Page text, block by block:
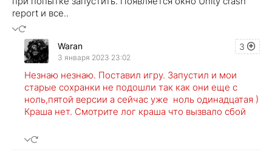
report и все..
3
Waran
3 января 2023 23:02
Незнаю незнаю. Поставил игру. Запустил и мои
старые сохранки не подошли так как они еще с
ноль,пятой версии а сейчас уже ноль одинадцатая )
Краша нет. Смотрите лог краша что вызвало сбой